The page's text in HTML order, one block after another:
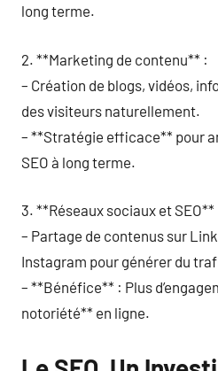
long terme.
2. **Marketing de contenu** :
– Création de blogs, vidéos,
des visiteurs naturellement.
– **Stratégie efficace** pour
SEO à long terme.
3. **Réseaux sociaux et SEO**
– Partage de contenus sur
Instagram pour générer du
– **Bénéfice** : Plus
notoriété** en ligne.